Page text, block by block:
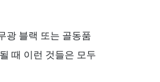
광 블랙 또는 골동품
때 이런 것들은 모두